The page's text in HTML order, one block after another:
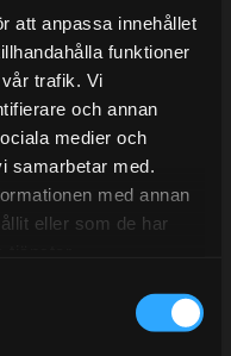
att anpassa innehållet
funktioner
trafik. Vi
och annan
medier och
samarbetar med.
med annan
eller som de har
mejl. Ordrar skickas
2/7 -9/7 är